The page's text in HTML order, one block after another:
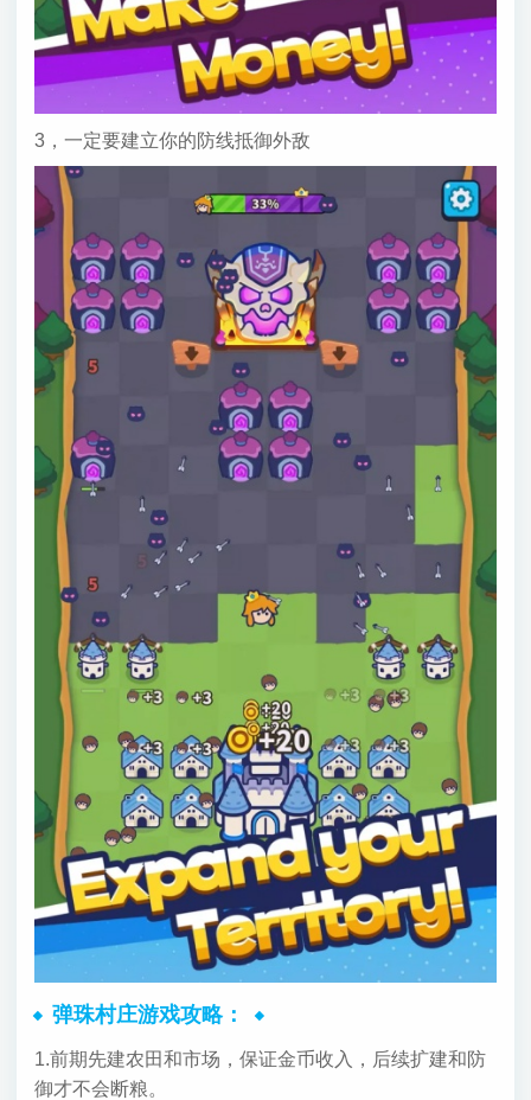
3，一定要建立你的防线抵御外敌
弹珠村庄游戏攻略：
1.前期先建农田和市场，保证金币收入，后续扩建和防
御才不会断粮。